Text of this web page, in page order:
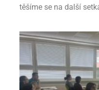
těšíme se na další